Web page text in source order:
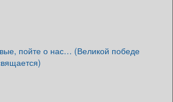
пойте о нас… (Великой победе